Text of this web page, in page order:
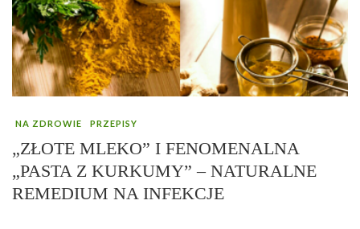
NA ZDROWIE PRZEPISY
„ZŁOTE MLEKO” I FENOMENALNA
„PASTA Z KURKUMY” – NATURALNE
REMEDIUM NA INFEKCJE